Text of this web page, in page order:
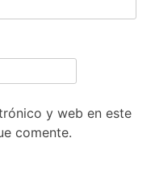
y web en este
comente.